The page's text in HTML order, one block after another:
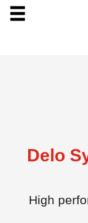
Delo
High